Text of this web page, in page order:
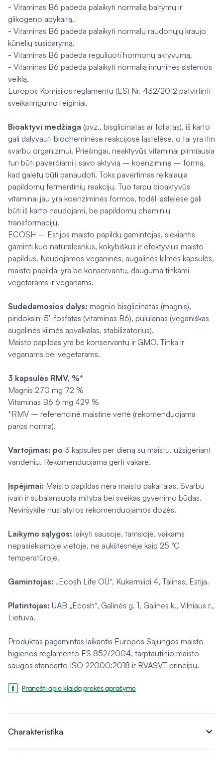
- Vitaminas B6 padeda palaikyti normalią baltymų ir
glikogeno apykaitą.
- Vitaminas B6 padeda palaikyti normalų raudonųjų kraujo
kūnelių susidarymą.
- Vitaminas B6 padeda reguliuoti hormonų aktyvumą.
- Vitaminas B6 padeda palaikyti normalią imuninės sistemos
veiklą.
Europos Komisijos reglamentu (ES) Nr. 432/2012 patvirtinti
sveikatingumo teiginiai.
Bioaktyvi medžiaga (pvz., bisglicinatas ar foliatas), iš karto
gali dalyvauti biocheminėse reakcijose ląstelėse, o tai yra itin
svarbu organizmui. Priešingai, neaktyvūs vitaminai pirmiausia
turi būti paverčiami į savo aktyvią – koenziminę – formą,
kad galėtų būti panaudoti. Toks pavertimas reikalauja
papildomų fermentinių reakcijų. Tuo tarpu bioaktyvūs
vitaminai jau yra koenziminės formos, todėl ląstelėse gali
būti iš karto naudojami, be papildomų cheminių
transformacijų.
ECOSH – Estijos maisto papildų gamintojas, siekiantis
gaminti kuo natūralesnius, kokybiškus ir efektyvius maisto
papildus. Naudojamos veganinės, augalinės kilmės kapsulės,
maisto papildai yra be konservantų, dauguma tinkami
vegetarams ir veganams.
Sudedamosios dalys: magnio bisglicinatas (magnis),
piridoksin-5′-fosfatas (vitaminas B6), pululanas (veganiškas
augalinės kilmės apvalkalas, stabilizatorius).
Maisto papildas yra be konservantų ir GMO. Tinka ir
veganams bei vegetarams.
3 kapsulės RMV, %*
Magnis 270 mg 72 %
Vitaminas B6 6 mg 429 %
*RMV – referencinė maistinė vertė (rekomenduojama
paros norma).
Vartojimas: po 3 kapsules per dieną su maistu, užsigeriant
vandeniu. Rekomenduojama gerti vakare.
Įspėjimai: Maisto papildas nėra maisto pakaitalas. Svarbu
įvairi ir subalansuota mityba bei sveikas gyvenimo būdas.
Neviršykite nustatytos rekomenduojamos dozės.
Laikymo sąlygos: laikyti sausoje, tamsioje, vaikams
nepasiekiamoje vietoje, ne aukštesnėje kaip 25 °C
temperatūroje.
Gamintojas: „Ecosh Life OÜ“, Kukermiidi 4, Talinas, Estija.
Platintojas: UAB „Ecosh“, Galinės g. 1, Galinės k., Vilniaus r.,
Lietuva.
Produktas pagamintas laikantis Europos Sąjungos maisto
higienos reglamento ES 852/2004, tarptautinio maisto
saugos standarto ISO 22000:2018 ir RVASVT principų.
Pranešti apie klaidą prekės aprašyme
Charakteristika expand_more